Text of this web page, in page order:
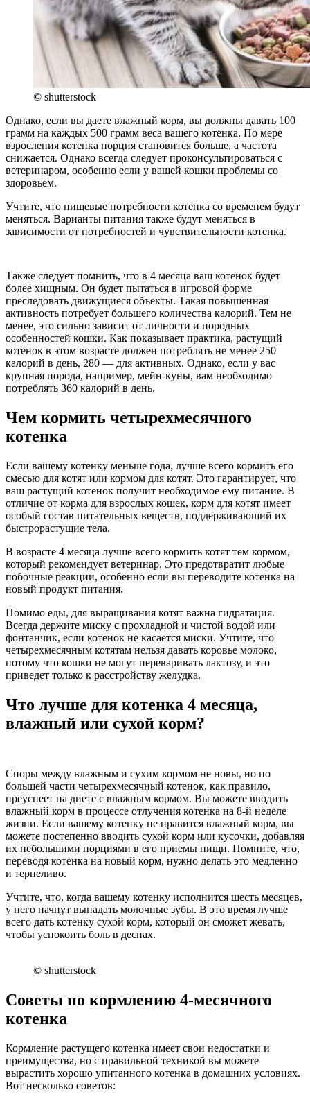
© shutterstock
Однако, если вы даете влажный корм, вы должны давать 100
грамм на каждых 500 грамм веса вашего котенка. По мере
взросления котенка порция становится больше, а частота
снижается. Однако всегда следует проконсультироваться с
ветеринаром, особенно если у вашей кошки проблемы со
здоровьем.
Учтите, что пищевые потребности котенка со временем будут
меняться. Варианты питания также будут меняться в
зависимости от потребностей и чувствительности котенка.
Также следует помнить, что в 4 месяца ваш котенок будет
более хищным. Он будет пытаться в игровой форме
преследовать движущиеся объекты. Такая повышенная
активность потребует большего количества калорий. Тем не
менее, это сильно зависит от личности и породных
особенностей кошки. Как показывает практика, растущий
котенок в этом возрасте должен потреблять не менее 250
калорий в день, 280 — для активных. Однако, если у вас
крупная порода, например, мейн-куны, вам необходимо
потреблять 360 калорий в день.
Чем кормить четырехмесячного
котенка
Если вашему котенку меньше года, лучше всего кормить его
смесью для котят или кормом для котят. Это гарантирует, что
ваш растущий котенок получит необходимое ему питание. В
отличие от корма для взрослых кошек, корм для котят имеет
особый состав питательных веществ, поддерживающий их
быстрорастущие тела.
В возрасте 4 месяца лучше всего кормить котят тем кормом,
который рекомендует ветеринар. Это предотвратит любые
побочные реакции, особенно если вы переводите котенка на
новый продукт питания.
Помимо еды, для выращивания котят важна гидратация.
Всегда держите миску с прохладной и чистой водой или
фонтанчик, если котенок не касается миски. Учтите, что
четырехмесячным котятам нельзя давать коровье молоко,
потому что кошки не могут переваривать лактозу, и это
приведет только к расстройству желудка.
Что лучше для котенка 4 месяца,
влажный или сухой корм?
Споры между влажным и сухим кормом не новы, но по
большей части четырехмесячный котенок, как правило,
преуспеет на диете с влажным кормом. Вы можете вводить
влажный корм в процессе отлучения котенка на 8-й неделе
жизни. Если вашему котенку не нравится влажный корм, вы
можете постепенно вводить сухой корм или кусочки, добавляя
их небольшими порциями в его приемы пищи. Помните, что,
переводя котенка на новый корм, нужно делать это медленно
и терпеливо.
Учтите, что, когда вашему котенку исполнится шесть месяцев,
у него начнут выпадать молочные зубы. В это время лучше
всего дать котенку сухой корм, который он сможет жевать,
чтобы успокоить боль в деснах.
© shutterstock
Советы по кормлению 4-месячного
котенка
Кормление растущего котенка имеет свои недостатки и
преимущества, но с правильной техникой вы можете
вырастить хорошо упитанного котенка в домашних условиях.
Вот несколько советов: